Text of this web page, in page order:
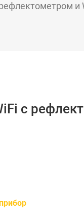
рефлектометром и
с